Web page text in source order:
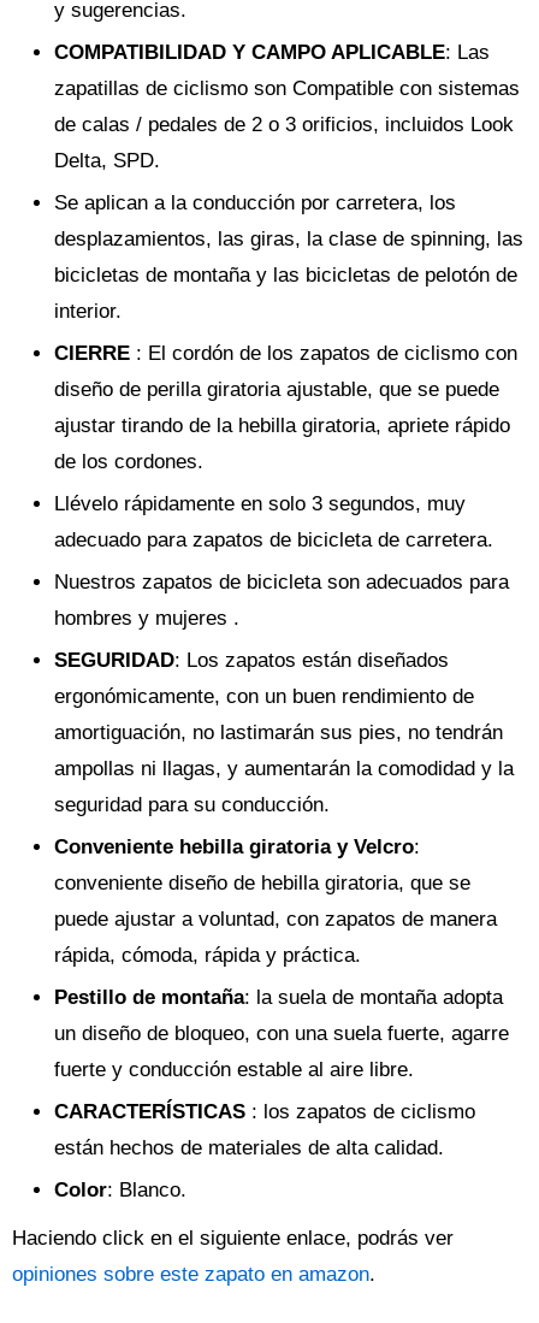
y sugerencias.
COMPATIBILIDAD Y CAMPO APLICABLE: Las
zapatillas de ciclismo son Compatible con sistemas
de calas / pedales de 2 o 3 orificios, incluidos Look
Delta, SPD.
Se aplican a la conducción por carretera, los
desplazamientos, las giras, la clase de spinning, las
bicicletas de montaña y las bicicletas de pelotón de
interior.
CIERRE : El cordón de los zapatos de ciclismo con
diseño de perilla giratoria ajustable, que se puede
ajustar tirando de la hebilla giratoria, apriete rápido
de los cordones.
Llévelo rápidamente en solo 3 segundos, muy
adecuado para zapatos de bicicleta de carretera.
Nuestros zapatos de bicicleta son adecuados para
hombres y mujeres .
SEGURIDAD: Los zapatos están diseñados
ergonómicamente, con un buen rendimiento de
amortiguación, no lastimarán sus pies, no tendrán
ampollas ni llagas, y aumentarán la comodidad y la
seguridad para su conducción.
Conveniente hebilla giratoria y Velcro:
conveniente diseño de hebilla giratoria, que se
puede ajustar a voluntad, con zapatos de manera
rápida, cómoda, rápida y práctica.
Pestillo de montaña: la suela de montaña adopta
un diseño de bloqueo, con una suela fuerte, agarre
fuerte y conducción estable al aire libre.
CARACTERÍSTICAS : los zapatos de ciclismo
están hechos de materiales de alta calidad.
Color: Blanco.
Haciendo click en el siguiente enlace, podrás ver
opiniones sobre este zapato en amazon.